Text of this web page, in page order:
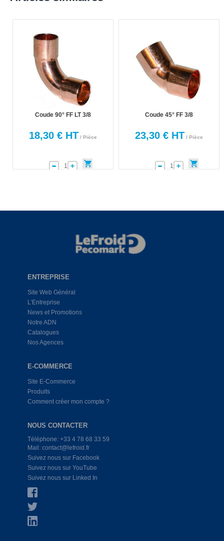
Coude 90° FF LT 3/8
18,30 € HT / Pièce
Coude 45° FF 3/8
23,30 € HT / Pièce
ENTREPRISE
Site Web Général
L'Entreprise
News et Promotions
Notre ADN
Catalogues
Nos Agences
E-COMMERCE
Site E-Commerce
Produits
Comment créer mon compte ?
NOUS CONTACTER
Téléphone: +33 4 78 68 33 59
Mail: contact@lefroid.fr
Suivez nous sur Facebook
Suivez nous sur YouTube
Suivez nous sur Linked In